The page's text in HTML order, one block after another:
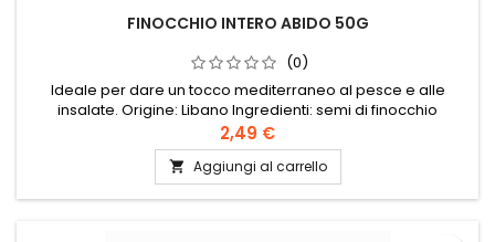
FINOCCHIO INTERO ABIDO 50G
(0)
Ideale per dare un tocco mediterraneo al pesce e alle
insalate. Origine: Libano Ingredienti: semi di finocchio
Conservare in un luogo fresco e asciutto.
2,49 €
 Aggiungi al carrello